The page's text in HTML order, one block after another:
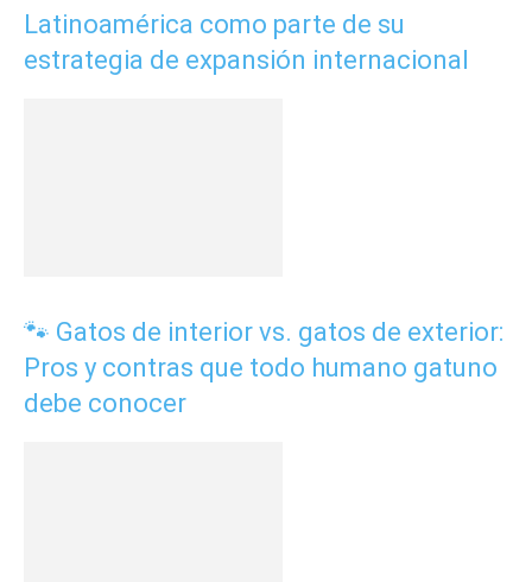
Latinoamérica como parte de su
estrategia de expansión internacional
🐾 Gatos de interior vs. gatos de exterior:
Pros y contras que todo humano gatuno
debe conocer